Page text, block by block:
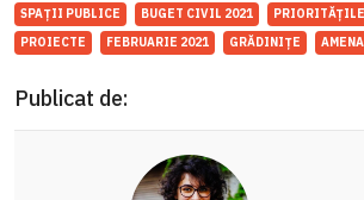
SPAȚII PUBLICE
BUGET CIVIL 2021
PROIECTE
FEBRUARIE 2021 GRĂDINIȚE
Publicat de: